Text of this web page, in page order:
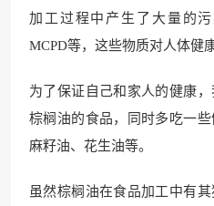
加工过程中产生了大量的
MCPD等，这些物质对人体健
为了保证自己和家人的健康
棕榈油的食品，同时多吃一
麻籽油、花生油等。
虽然棕榈油在食品加工中有